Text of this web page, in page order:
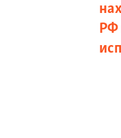
РФ